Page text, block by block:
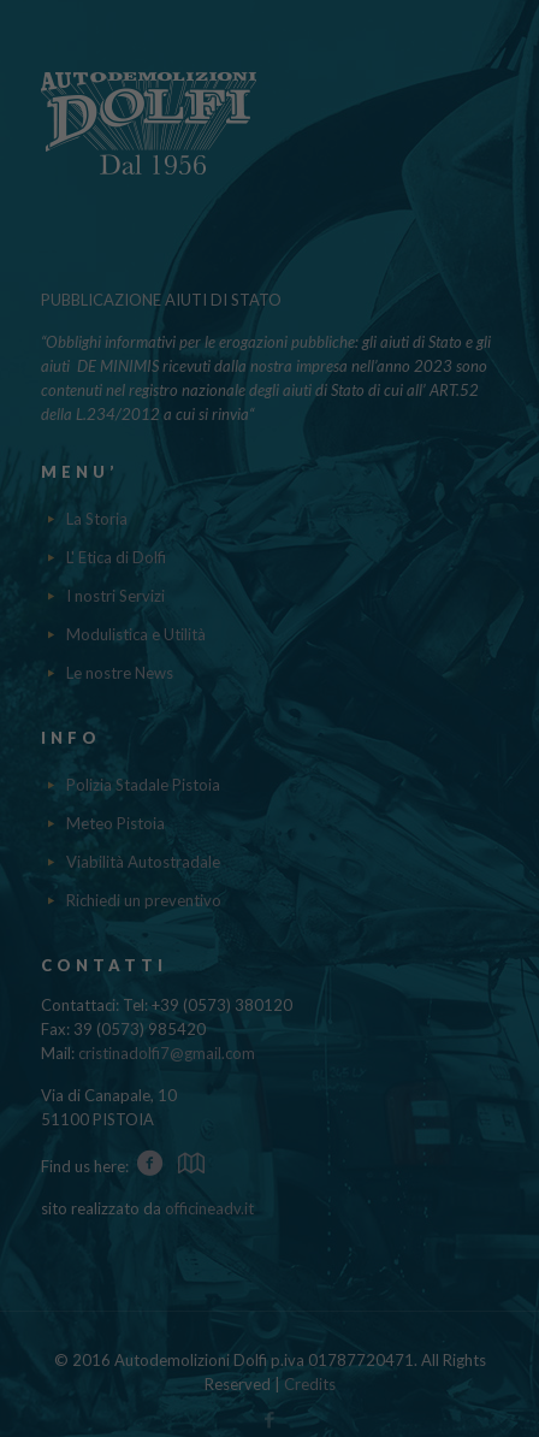
PUBBLICAZIONE AIUTI DI STATO
“Obblighi informativi per le erogazioni pubbliche: gli aiuti di Stato e gli
aiuti DE MINIMIS ricevuti dalla nostra impresa nell’anno 2023 sono
contenuti nel registro nazionale degli aiuti di Stato di cui all’ ART.52
della L.234/2012 a cui si rinvia“
MENU’
La Storia
L' Etica di Dolfi
I nostri Servizi
Modulistica e Utilità
Le nostre News
INFO
Polizia Stadale Pistoia
Meteo Pistoia
Viabilità Autostradale
Richiedi un preventivo
CONTATTI
Contattaci: Tel: +39 (0573) 380120
Fax: 39 (0573) 985420
Mail: cristinadolfi7@gmail.com
Via di Canapale, 10
51100 PISTOIA
Find us here:
sito realizzato da officineadv.it
© 2016 Autodemolizioni Dolfi p.iva 01787720471. All Rights
Reserved | Credits